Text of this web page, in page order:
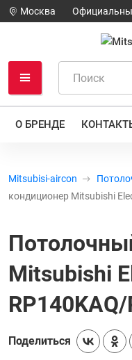
Москва
О БРЕНДЕ
Mitsubisi-aircon
кондиционер Mitsubishi
Mitsubishi
Поделиться